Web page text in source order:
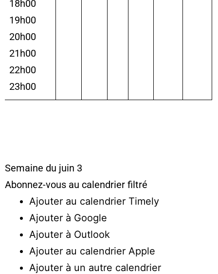
18h00
19h00
20h00
21h00
22h00
23h00
Semaine du juin 3
Abonnez-vous au calendrier filtré
Ajouter au calendrier Timely
Ajouter à Google
Ajouter à Outlook
Ajouter au calendrier Apple
Ajouter à un autre calendrier